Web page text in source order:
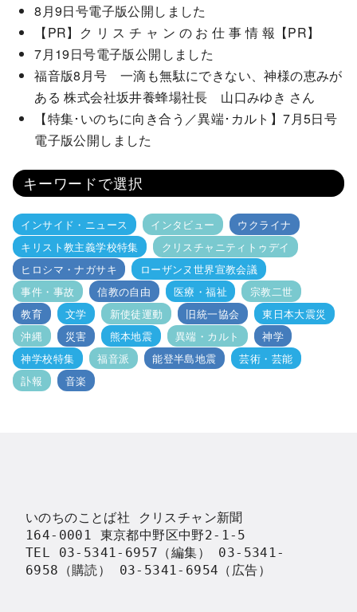
8月9日号電子版公開しました
【PR】ク リ ス チ ャ ン の お 仕 事 情 報【PR】
7月19日号電子版公開しました
福音版8月号 一滴も無駄にできない、神様の恵みが
ある 株式会社坂井養蜂場社長 山口みゆき さん
【特集･いのちに向き合う／異端･カルト】7月5日号
電子版公開しました
キーワードで選択
インサイド・ニュース インタビュー
ウクライナ
キリスト教主義学校特集
クリスチャニティトゥデイ
ヒロシマ・ナガサキ
ローザンヌ世界宣教会議
事件・事故
信教の自由 医療・福祉
宗教二世
教育
文学 新使徒運動 旧統一協会
東日本大震災
沖縄
災害 熊本地震 異端・カルト
神学
神学校特集
福音派 能登半島地震
芸術・芸能
訃報
音楽
いのちのことば社 クリスチャン新聞
164-0001 東京都中野区中野2-1-5
TEL 03-5341-6957（編集） 03-5341-
6958（購読） 03-5341-6954（広告）